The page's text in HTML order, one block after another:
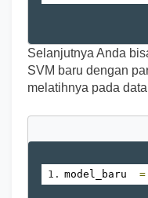
Selanjutnya Anda
SVM baru dengan
melatihnya pada
model_baru =